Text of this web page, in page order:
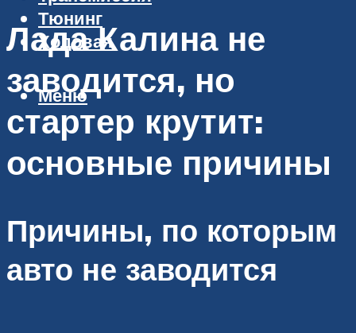
Тюнинг
Ходовая
Меню
Лада Калина не
заводится, но
стартер крутит:
основные причины
Причины, по которым
авто не заводится